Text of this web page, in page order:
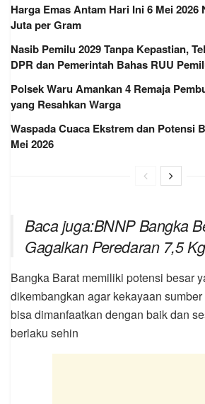
Harga Emas Antam Hari Ini 6 Mei 2026
Juta per Gram
Nasib Pemilu 2029 Tanpa Kepastian,
DPR dan Pemerintah Bahas RUU
Polsek Waru Amankan 4 Remaja
yang Resahkan Warga
Waspada Cuaca Ekstrem dan Potensi
Mei 2026
Baca juga:BNNP Bangka
Gagalkan Peredaran 7,5
Bangka Barat memiliki potensi besar
dikembangkan agar kekayaan
bisa dimanfaatkan dengan baik dan
berlaku sehin